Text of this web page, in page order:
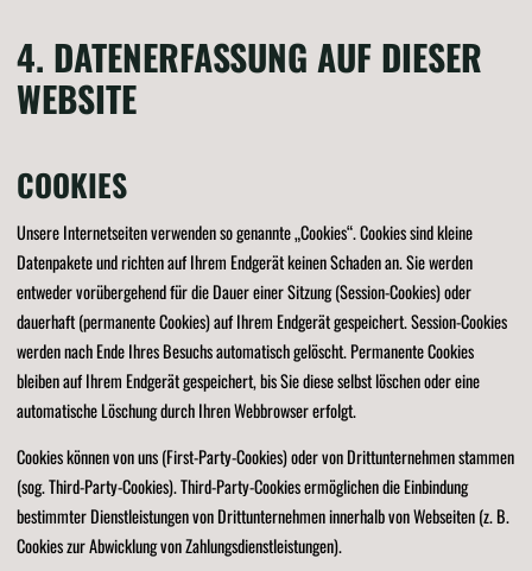
4. DATENERFASSUNG AUF DIESER
WEBSITE
COOKIES
Unsere Internetseiten verwenden so genannte „Cookies“. Cookies sind kleine
Datenpakete und richten auf Ihrem Endgerät keinen Schaden an. Sie werden
entweder vorübergehend für die Dauer einer Sitzung (Session-Cookies) oder
dauerhaft (permanente Cookies) auf Ihrem Endgerät gespeichert. Session-Cookies
werden nach Ende Ihres Besuchs automatisch gelöscht. Permanente Cookies
bleiben auf Ihrem Endgerät gespeichert, bis Sie diese selbst löschen oder eine
automatische Löschung durch Ihren Webbrowser erfolgt.
Cookies können von uns (First-Party-Cookies) oder von Drittunternehmen stammen
(sog. Third-Party-Cookies). Third-Party-Cookies ermöglichen die Einbindung
bestimmter Dienstleistungen von Drittunternehmen innerhalb von Webseiten (z. B.
Cookies zur Abwicklung von Zahlungsdienstleistungen).